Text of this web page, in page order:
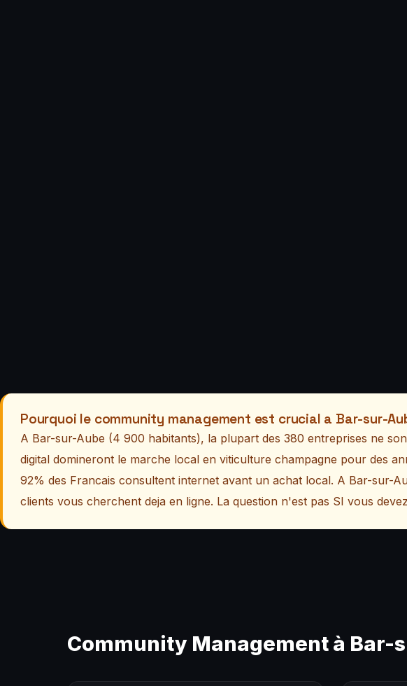
Pourquoi le community management est crucial a Bar-sur-
A Bar-sur-Aube (4 900 habitants), la plupart des 380 entreprises ne
digital domineront le marche local en viticulture champagne pour des
92% des Francais consultent internet avant un achat local. A Bar-sur-
clients vous cherchent deja en ligne. La question n'est pas SI vous
Community Management à